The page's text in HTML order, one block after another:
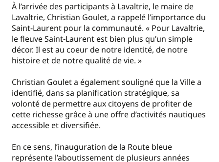
À l’arrivée des participants à Lavaltrie, le maire de
Lavaltrie, Christian Goulet, a rappelé l’importance du
Saint-Laurent pour la communauté. « Pour Lavaltrie,
le fleuve Saint-Laurent est bien plus qu’un simple
décor. Il est au coeur de notre identité, de notre
histoire et de notre qualité de vie. »
Christian Goulet a également souligné que la Ville a
identifié, dans sa planification stratégique, sa
volonté de permettre aux citoyens de profiter de
cette richesse grâce à une offre d’activités nautiques
accessible et diversifiée.
En ce sens, l’inauguration de la Route bleue
représente l’aboutissement de plusieurs années